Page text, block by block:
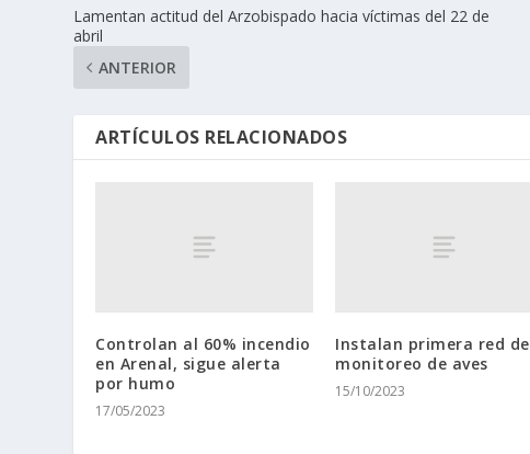
Lamentan actitud del Arzobispado hacia víctimas del 22 de
abril
ANTERIOR
ARTÍCULOS RELACIONADOS
Controlan al 60% incendio
en Arenal, sigue alerta
por humo
17/05/2023
Instalan primera red de
monitoreo de aves
15/10/2023